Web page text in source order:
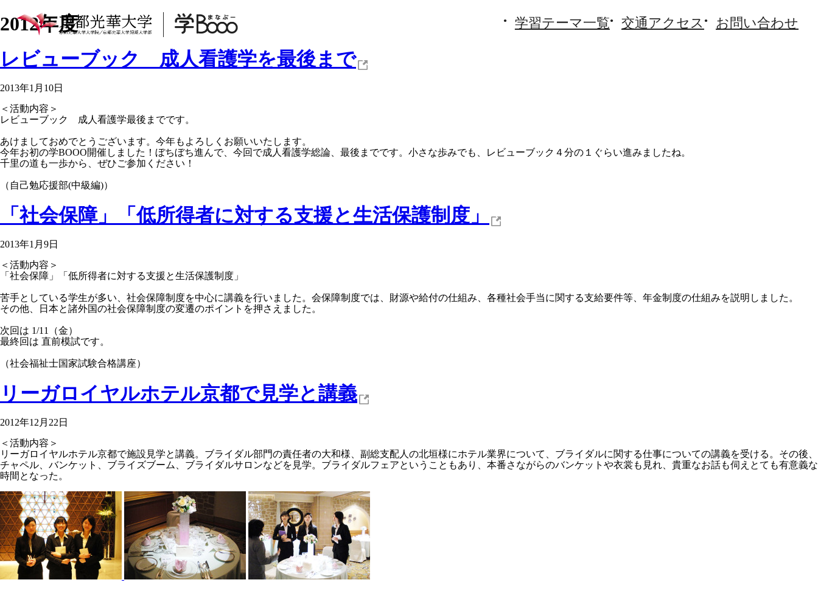
学習テーマ一覧 交通アクセス お問い合わせ
2012年度
レビューブック 成人看護学を最後まで
2013年1月10日
＜活動内容＞
レビューブック 成人看護学最後までです。
あけましておめでとうございます。今年もよろしくお願いいたします。
今年お初の学BOOO開催しました！ぼちぼち進んで、今回で成人看護学総論、最後までです。小さな歩みでも、レビューブック４分の１ぐらい進みましたね。
千里の道も一歩から、ぜひご参加ください！
（自己勉応援部(中級編)）
「社会保障」「低所得者に対する支援と生活保護制度」
2013年1月9日
＜活動内容＞
「社会保障」「低所得者に対する支援と生活保護制度」
苦手としている学生が多い、社会保障制度を中心に講義を行いました。会保障制度では、財源や給付の仕組み、各種社会手当に関する支給要件等、年金制度の仕組みを説明しました。
その他、日本と諸外国の社会保障制度の変遷のポイントを押さえました。
次回は 1/11（金）
最終回は 直前模試です。
（社会福祉士国家試験合格講座）
リーガロイヤルホテル京都で見学と講義
2012年12月22日
＜活動内容＞
リーガロイヤルホテル京都で施設見学と講義。ブライダル部門の責任者の大和様、副総支配人の北垣様にホテル業界について、ブライダルに関する仕事についての講義を受ける。その後、
チャペル、バンケット、ブライズブーム、ブライダルサロンなどを見学。ブライダルフェアということもあり、本番さながらのバンケットや衣裳も見れ、貴重なお話も伺えとても有意義な
時間となった。